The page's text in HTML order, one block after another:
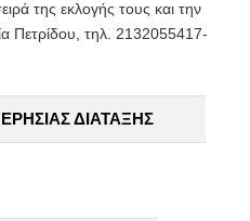
της εκλογής τους και την
Πετρίδου, τηλ. 2132055417-
ΔΙΑΤΑΞΗΣ